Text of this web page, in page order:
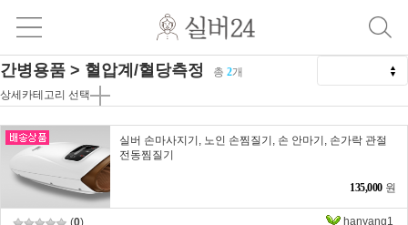
간병용품 > 혈압계/혈당측정 총 2개
상세카테고리 선택
실버 손마사지기, 노인 손찜질기, 손 안마기, 손가락 관절
전동찜질기
135,000 원
(0) hanyang1